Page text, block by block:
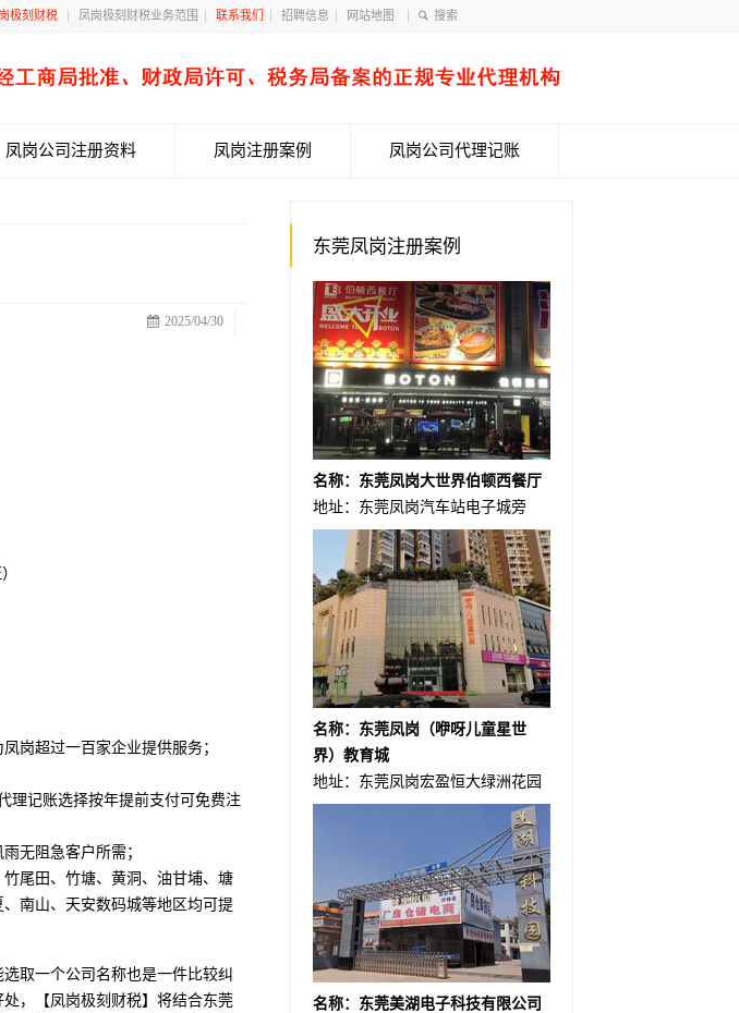
极刻财税 凤岗极刻财税业务范围 联系我们 招聘信息 网站地图
凤岗公司注册资料 凤岗注册案例 凤岗公司代理记账
2025/04/30
岗超过一百家企业提供服务；
理记账选择按年提前支付可免费注
无阻急客户所需；
尾田、竹塘、黄洞、油甘埔、塘
南山、天安数码城等地区均可提
取一个公司名称也是一件比较纠
，【凤岗极刻财税】将结合东莞
东莞凤岗注册案例
名称：东莞凤岗大世界伯顿西餐厅
地址：东莞凤岗汽车站电子城旁
名称：东莞凤岗（咿呀儿童星世
界）教育城
地址：东莞凤岗宏盈恒大绿洲花园
名称：东莞美湖电子科技有限公司